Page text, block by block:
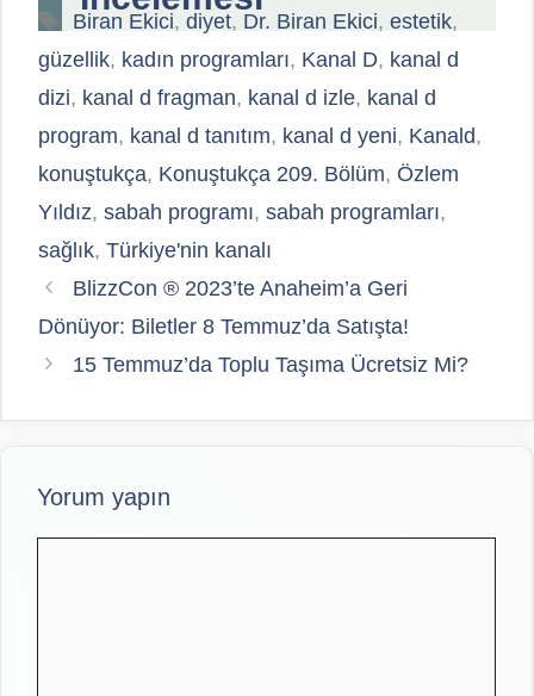
Etiketler
Biran Ekici, diyet, Dr. Biran Ekici, estetik,
güzellik, kadın programları, Kanal D, kanal d
dizi, kanal d fragman, kanal d izle, kanal d
program, kanal d tanıtım, kanal d yeni, Kanald,
konuştukça, Konuştukça 209. Bölüm, Özlem
Yıldız, sabah programı, sabah programları,
sağlık, Türkiye'nin kanalı
BlizzCon ® 2023’te Anaheim’a Geri
Dönüyor: Biletler 8 Temmuz’da Satışta!
15 Temmuz’da Toplu Taşıma Ücretsiz Mi?
Yorum yapın